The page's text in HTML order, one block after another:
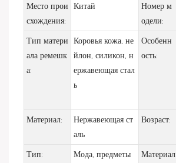
Место прои
схождения:
Китай
Номер м
одели:
Тип матери
ала ремешк
а:
Коровья кожа, не
йлон, силикон, н
ержавеющая стал
ь
Особенн
ость:
Материал:
Нержавеющая ст
аль
Возраст:
Тип:
Мода, предметы
Материал